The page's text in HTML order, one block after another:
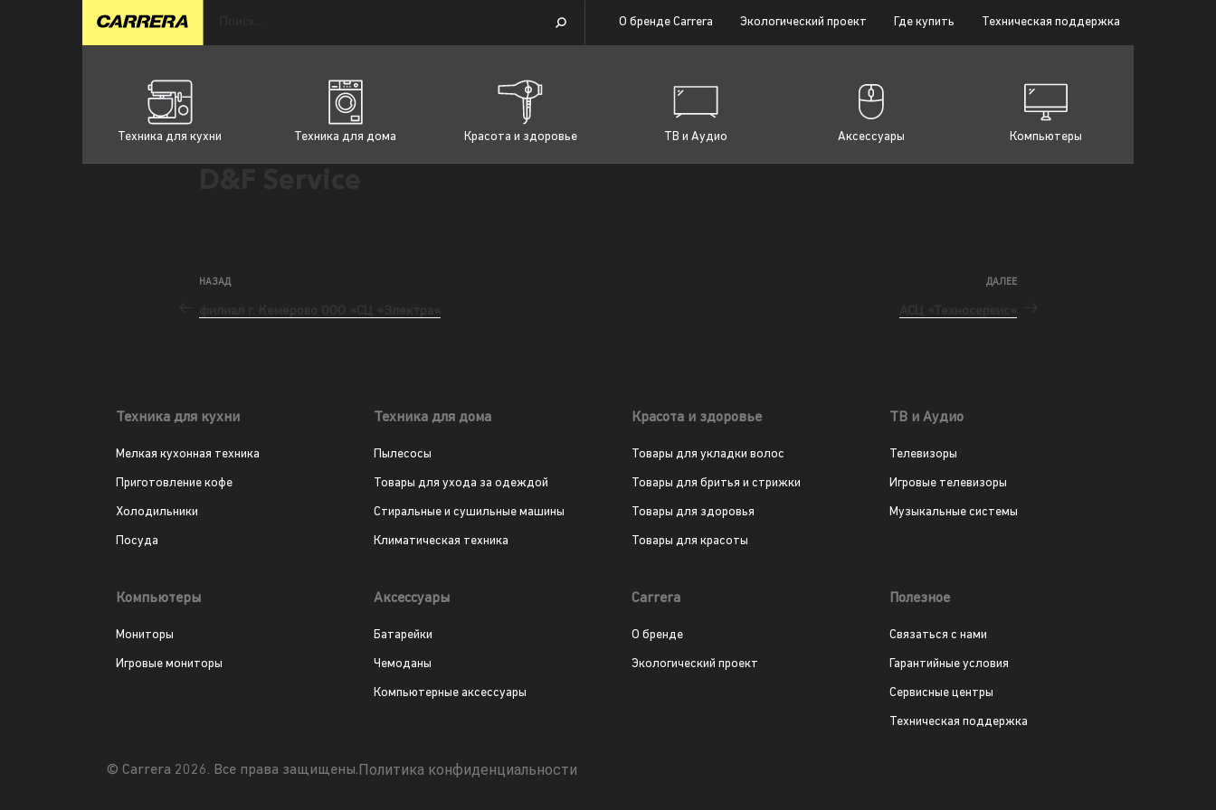
О бренде Carrera Экологический проект Где купить Техническая поддержка
Техника для кухни Техника для дома Красота и здоровье ТВ и Аудио Аксессуары Компьютеры
НАЗАД ДАЛЕЕ
Техника для кухни
Мелкая кухонная техника
Приготовление кофе
Холодильники
Посуда
Техника для дома
Пылесосы
Товары для ухода за одеждой
Стиральные и сушильные машины
Климатическая техника
Красота и здоровье
Товары для укладки волос
Товары для бритья и стрижки
Товары для здоровья
Товары для красоты
ТВ и Аудио
Телевизоры
Игровые телевизоры
Музыкальные системы
Компьютеры
Мониторы
Игровые мониторы
Аксессуары
Батарейки
Чемоданы
Компьютерные аксессуары
Carrera
О бренде
Экологический проект
Полезное
Связаться с нами
Гарантийные условия
Сервисные центры
Техническая поддержка
© Carrera 2026. Все права защищены.Политика конфиденциальности